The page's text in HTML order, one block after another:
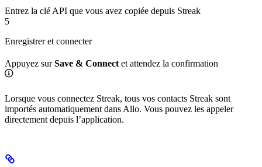
Entrez la clé API que vous avez copiée depuis Streak
5
Enregistrer et connecter
Appuyez surSave & Connect et attendez la confirmation
Lorsque vous connectez Streak, tous vos contacts Streak sont
importés automatiquement dans Allo. Vous pouvez les appeler
directement depuis l’application.